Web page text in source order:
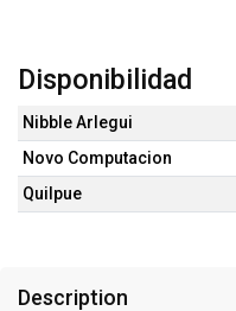
Disponibilidad
Nibble Arlegui
Novo Computacion
Quilpue
Description